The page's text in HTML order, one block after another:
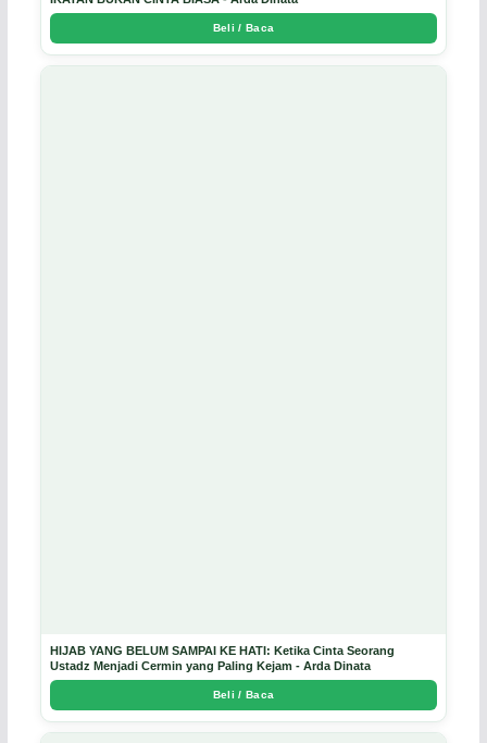
Beli / Baca
HIJAB YANG BELUM SAMPAI KE HATI: Ketika Cinta Seorang
Ustadz Menjadi Cermin yang Paling Kejam - Arda Dinata
Beli / Baca